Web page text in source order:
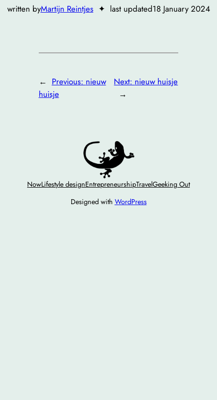
written byMartijn Reintjes ✦ last updated18 January 2024
← Previous: nieuw
huisje
Next: nieuw huisje
→
NowLifestyle designEntrepreneurshipTravelGeeking Out
Designed with WordPress